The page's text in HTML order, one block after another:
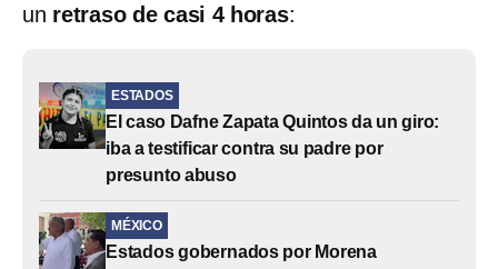
un retraso de casi 4 horas:
ESTADOS
El caso Dafne Zapata Quintos da un giro:
iba a testificar contra su padre por
presunto abuso
MÉXICO
Estados gobernados por Morena